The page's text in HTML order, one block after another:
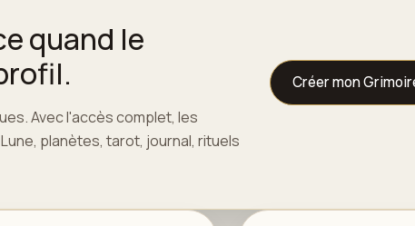
quand le
Avec l'accès complet, les
planètes, tarot, journal, rituels
Créer mon